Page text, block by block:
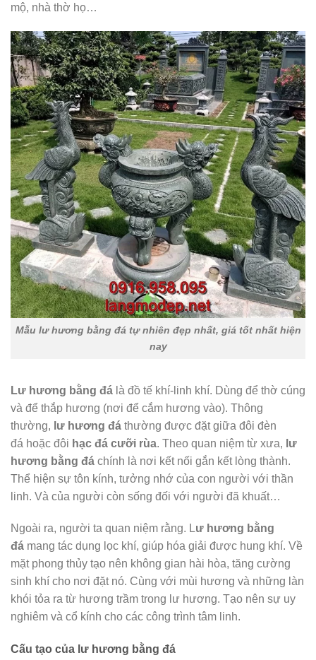
mộ, nhà thờ họ…
Mẫu lư hương bằng đá tự nhiên đẹp nhất, giá tốt nhất hiện
nay
Lư hương bằng đá là đồ tế khí-linh khí. Dùng để thờ cúng
và để thắp hương (nơi để cắm hương vào). Thông
thường, lư hương đá thường được đặt giữa đôi đèn
đá hoặc đôi hạc đá cưỡi rùa. Theo quan niệm từ xưa, lư
hương bằng đá chính là nơi kết nối gắn kết lòng thành.
Thể hiện sự tôn kính, tưởng nhớ của con người với thần
linh. Và của người còn sống đối với người đã khuất…
Ngoài ra, người ta quan niệm rằng. Lư hương bằng
đá mang tác dụng lọc khí, giúp hóa giải được hung khí. Về
mặt phong thủy tạo nên không gian hài hòa, tăng cường
sinh khí cho nơi đặt nó. Cùng với mùi hương và những làn
khói tỏa ra từ hương trầm trong lư hương. Tạo nên sự uy
nghiêm và cổ kính cho các công trình tâm linh.
Cấu tạo của lư hương bằng đá